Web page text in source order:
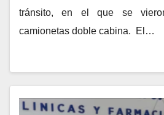
tránsito, en el que se
camionetas doble cabina. El…